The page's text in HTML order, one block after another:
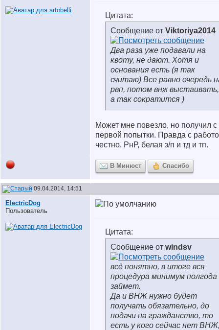
Цитата:
Сообщение от Viktoriya2014
Два раза уже подавали на
квоту, не дают. Хотя и
основания есть (я так
считаю) Все равно очередь
рвп, потом внж выстаивать,
а так сократится )
Может мне повезло, но получил с
первой попытки. Правда с
честно, РнР, белая з/п и тд и тп.
В Минюст Спасибо
09.04.2014, 14:51
ElectricDog
Пользователь
Цитата:
Сообщение от windsv
всё понятно, в итоге вся
процедура минимум полгода
займет.
Да и ВНЖ нужно будет
получать обязательно, до
подачи на гражданство, то
есть у кого сейчас нет